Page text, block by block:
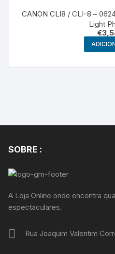
CANON CLI8 / CLI-8 –
Light
€
SOBRE :
A Loja Online onde encontra
espectaculares.
Rua Joaquim Valentim